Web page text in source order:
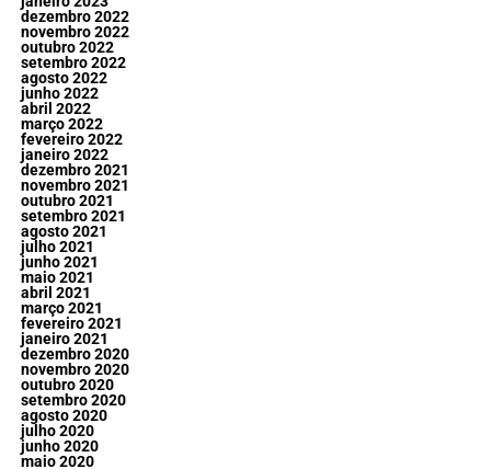
dezembro 2022
novembro 2022
outubro 2022
setembro 2022
agosto 2022
junho 2022
abril 2022
março 2022
fevereiro 2022
janeiro 2022
dezembro 2021
novembro 2021
outubro 2021
setembro 2021
agosto 2021
julho 2021
junho 2021
maio 2021
abril 2021
março 2021
fevereiro 2021
janeiro 2021
dezembro 2020
novembro 2020
outubro 2020
setembro 2020
agosto 2020
julho 2020
junho 2020
maio 2020